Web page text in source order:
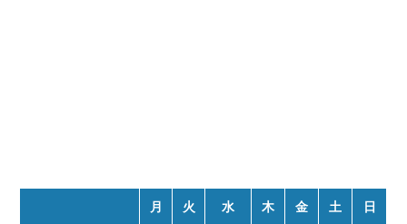
月 火 水 木 金 土 日